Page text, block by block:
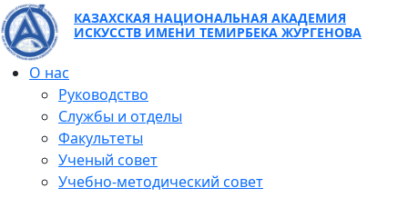
КАЗАХСКАЯ НАЦИОНАЛЬНАЯ АКАДЕМИЯ
ИСКУССТВ ИМЕНИ ТЕМИРБЕКА ЖУРГЕНОВА
О нас
Руководство
Службы и отделы
Факультеты
Ученый совет
Учебно-методический совет